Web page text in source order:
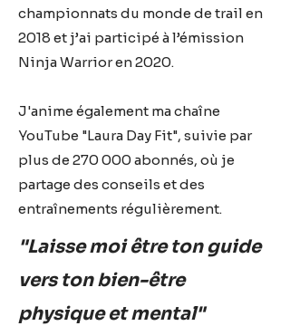
championnats du monde de trail en
2018 et j’ai participé à l’émission
Ninja Warrior en 2020.
J'anime également ma chaîne
YouTube "Laura Day Fit", suivie par
plus de 270 000 abonnés, où je
partage des conseils et des
entraînements régulièrement.
"Laisse moi être ton guide
vers ton bien-être
physique et mental"